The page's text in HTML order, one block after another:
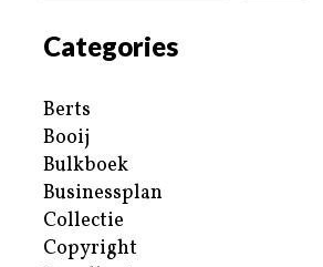
Categories
Berts
Booij
Bulkboek
Businessplan
Collectie
Copyright